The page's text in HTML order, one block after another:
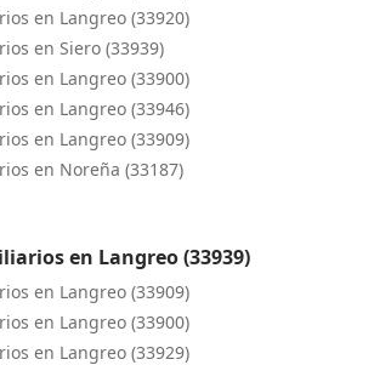
en Langreo (33920)
en Siero (33939)
en Langreo (33900)
en Langreo (33946)
en Langreo (33909)
en Noreña (33187)
en Langreo (33939)
en Langreo (33909)
en Langreo (33900)
en Langreo (33929)